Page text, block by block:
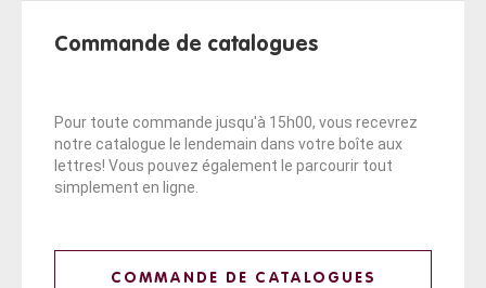
Commande de catalogues
Pour toute commande jusqu'à 15h00, vous recevrez
notre catalogue le lendemain dans votre boîte aux
lettres! Vous pouvez également le parcourir tout
simplement en ligne.
COMMANDE DE CATALOGUES